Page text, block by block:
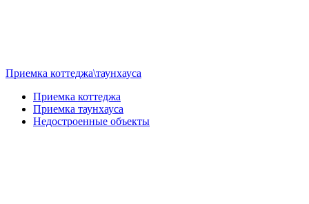
Приемка коттеджа\таунхауса
Приемка коттеджа
Приемка таунхауса
Недостроенные объекты